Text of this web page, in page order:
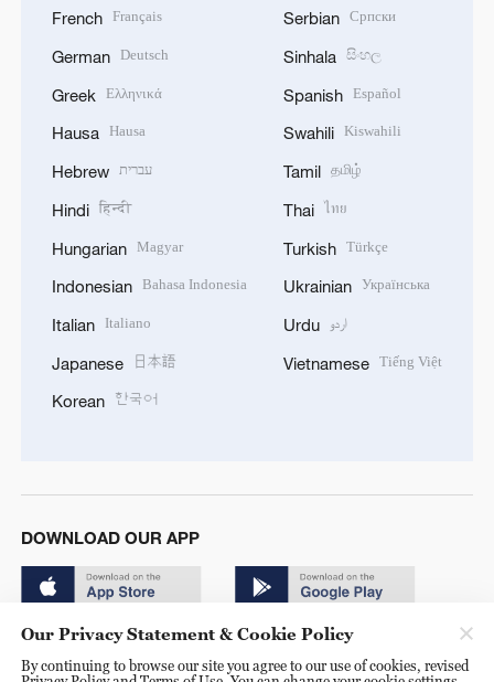
French Français
German Deutsch
Greek Ελληνικά
Hausa Hausa
Hebrew עברית
Hindi हिन्दी
Hungarian Magyar
Indonesian Bahasa Indonesia
Italian Italiano
Japanese 日本語
Korean 한국어
Serbian Српски
Sinhala සිංහල
Spanish Español
Swahili Kiswahili
Tamil தமிழ்
Thai ไทย
Turkish Türkçe
Ukrainian Українська
Urdu اردو
Vietnamese Tiếng Việt
DOWNLOAD OUR APP
Our Privacy Statement & Cookie Policy
By continuing to browse our site you agree to our use of cookies, revised